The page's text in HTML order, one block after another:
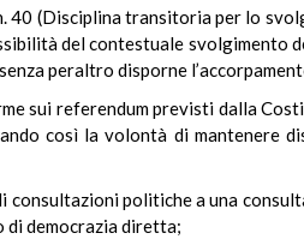
40 (Disciplina transitoria per lo
del contestuale svolgimento
peraltro disporne
sui referendum previsti dalla
così la volontà di mantenere
consultazioni politiche a una
di democrazia diretta;